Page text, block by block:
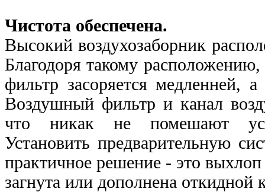
Чистота обеспечена.
Высокий воздухозаборник
Благодоря такому
фильтр засоряется медленней,
Воздушный фильтр и канал
что никак не помешают
Установить предварительную
практичное решение - это
загнута или дополнена